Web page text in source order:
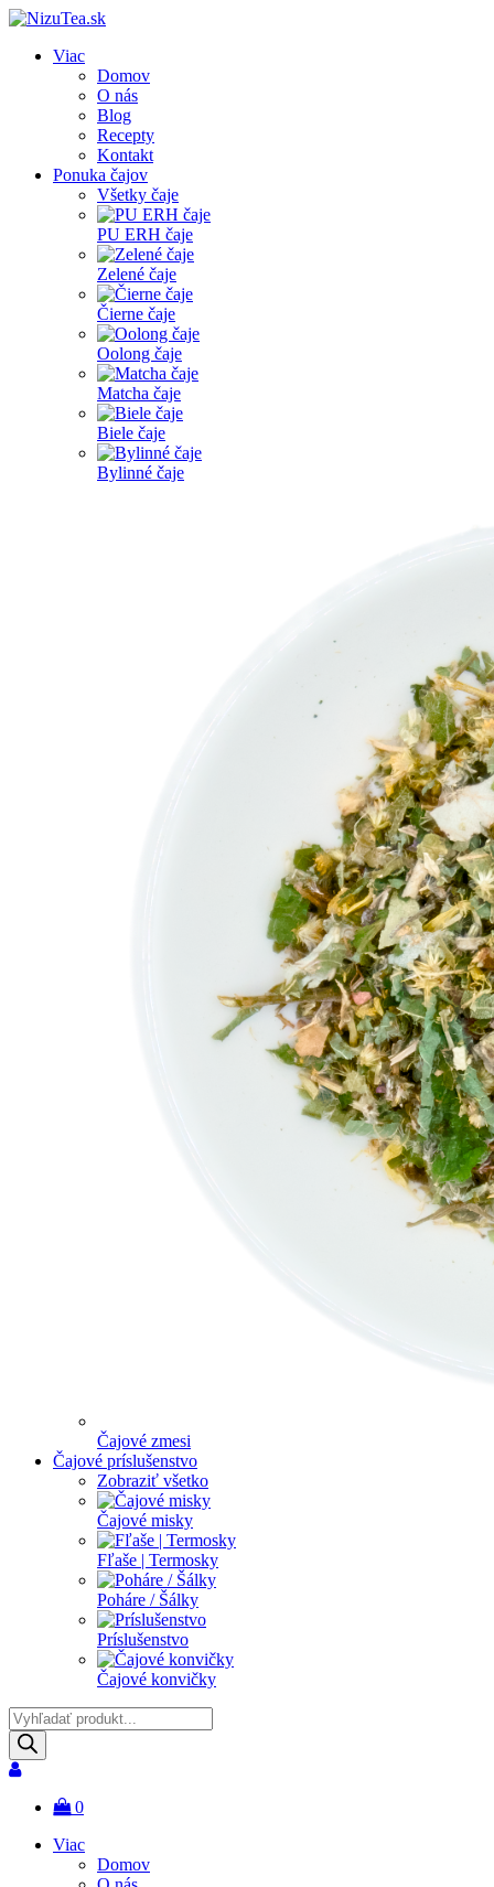
Viac
Domov
O nás
Blog
Recepty
Kontakt
Ponuka čajov
Všetky čaje
PU ERH čaje
Zelené čaje
Čierne čaje
Oolong čaje
Matcha čaje
Biele čaje
Bylinné čaje
Čajové zmesi
Čajové príslušenstvo
Zobraziť všetko
Čajové misky
Fľaše | Termosky
Poháre / Šálky
Príslušenstvo
Čajové konvičky
Products
search
0
Viac
Domov